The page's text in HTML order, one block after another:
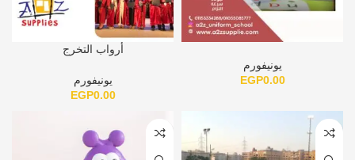
يونيفورم
EGP0.00
أرواب التخرج
يونيفورم
EGP0.00